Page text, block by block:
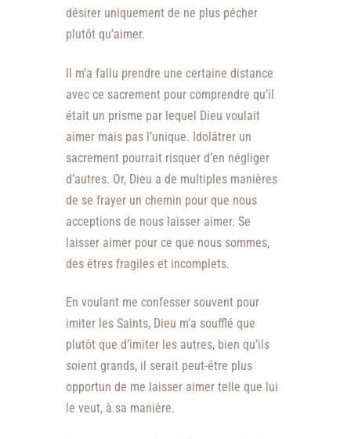
désirer uniquement de ne plus pécher
plutôt qu’aimer.
Il m’a fallu prendre une certaine distance
avec ce sacrement pour comprendre qu’il
était un prisme par lequel Dieu voulait
aimer mais pas l’unique. Idolâtrer un
sacrement pourrait risquer d’en négliger
d’autres. Or, Dieu a de multiples manières
de se frayer un chemin pour que nous
acceptions de nous laisser aimer. Se
laisser aimer pour ce que nous sommes,
des êtres fragiles et incomplets.
En voulant me confesser souvent pour
imiter les Saints, Dieu m’a soufflé que
plutôt que d’imiter les autres, bien qu’ils
soient grands, il serait peut-être plus
opportun de me laisser aimer telle que lui
le veut, à sa manière.